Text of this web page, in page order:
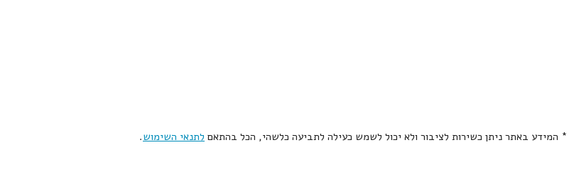
* המידע באתר ניתן כשירות לציבור ולא יכול לשמש כעילה לתביעה כלשהי, הכל בהתאם לתנאי השימוש.